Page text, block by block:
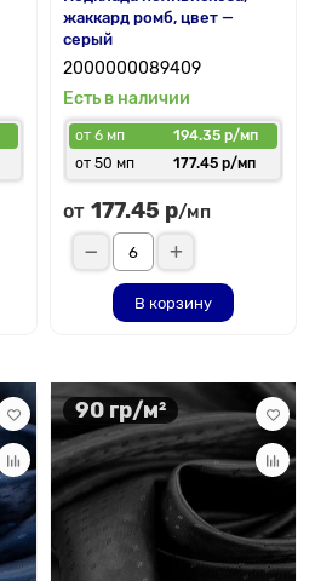
жаккард ромб, цвет —
серый
2000000089409
Есть в наличии
от 6 мп
194.35 р/мп
от 50 мп
177.45 р/мп
от 177.45 р/мп
В корзину
90 гр/м²